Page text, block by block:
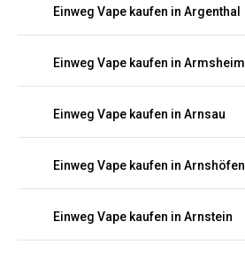
Einweg Vape kaufen in Argenthal
Einweg Vape kaufen in Armsheim
Einweg Vape kaufen in Arnsau
Einweg Vape kaufen in Arnshöfen
Einweg Vape kaufen in Arnstein